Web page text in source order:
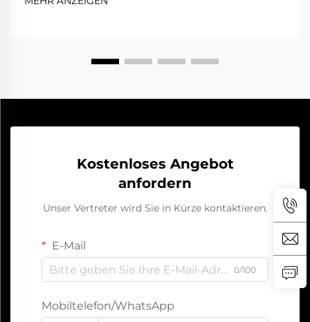
einfach, und es spart Ihnen Zeit und Arbeit. In diesem
Kostenloses Angebot
anfordern
Unser Vertreter wird Sie in Kürze kontaktieren.
E-Mail
0/100
Mobiltelefon/WhatsApp